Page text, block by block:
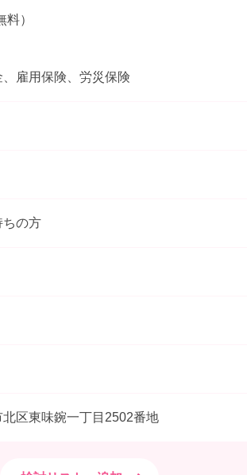
）
雇用保険、労災保険
ちの方
北区東味鋺一丁目2502番地